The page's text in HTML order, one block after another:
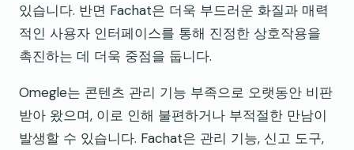
있습니다. 반면 Fachat은 더욱 부드러운 화질과 매력
적인 사용자 인터페이스를 통해 진정한 상호작용을
촉진하는 데 더욱 중점을 둡니다.
Omegle는 콘텐츠 관리 기능 부족으로 오랫동안 비판
받아 왔으며, 이로 인해 불편하거나 부적절한 만남이
발생할 수 있습니다. Fachat은 관리 기능, 신고 도구,